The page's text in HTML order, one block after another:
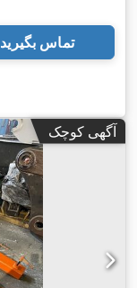
تماس بگیرید
آگهی کوچک